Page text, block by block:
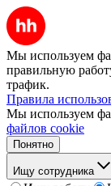
Мы используем
правильную
трафик.
Правила
Мы используем
файлов cookie
Понятно
Ищу сотрудника